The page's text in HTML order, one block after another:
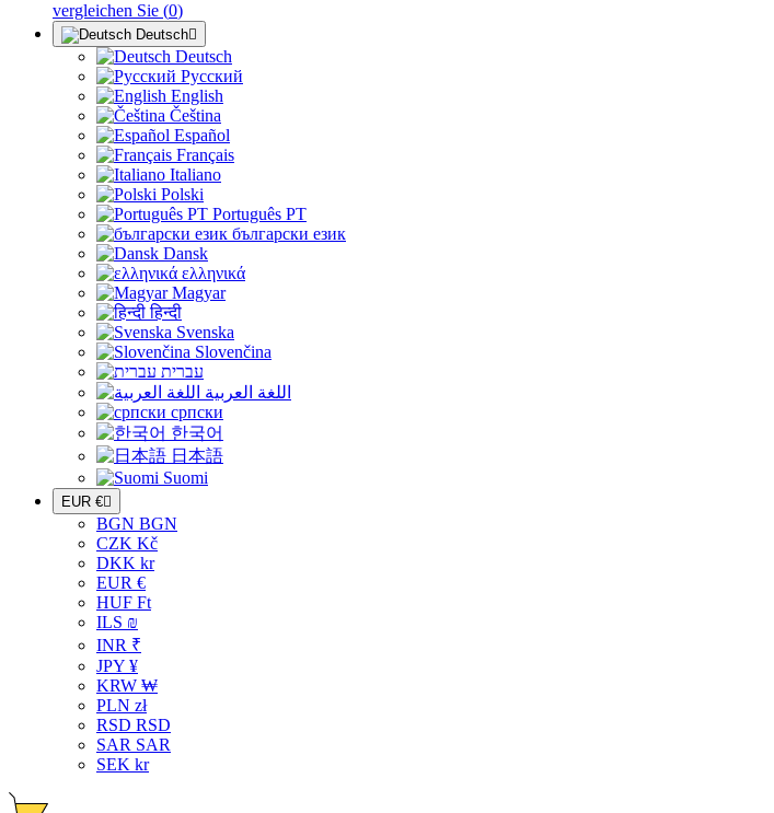
vergleichen Sie (0)
Deutsch
Deutsch
Русский
English
Čeština
Español
Français
Italiano
Polski
Português PT
български език
Dansk
ελληνικά
Magyar
हिन्दी
Svenska
Slovenčina
עברית
اللغة العربية
српски
한국어
日本語
Suomi
EUR €
BGN BGN
CZK Kč
DKK kr
EUR €
HUF Ft
ILS ₪
INR ₹
JPY ¥
KRW ₩
PLN zł
RSD RSD
SAR SAR
SEK kr